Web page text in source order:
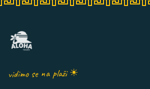
vidimo se na plaži ☀